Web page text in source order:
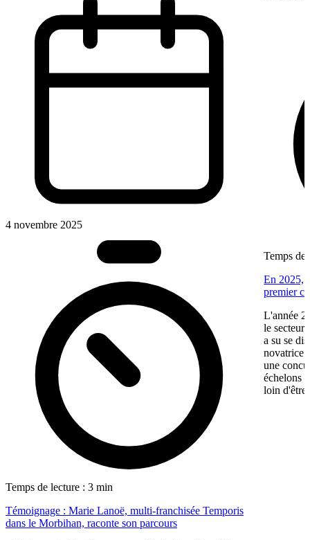
4 novembre 2025
Temps de lecture : 3 min
Témoignage : Marie Lanoë, multi-franchisée Temporis
dans le Morbihan, raconte son parcours
Temps de
En 2025,
premier
L'année
le secteur
a su se
novatrice.
une
échelons
loin d'être